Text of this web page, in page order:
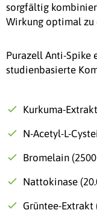
sorgfältig
Wirkung optimal zu
Purazell Anti-Spike
studienbasierte
Kurkuma-
N-Acetyl-L-
Bromelain
Nattokinase
Grüntee-Extrakt